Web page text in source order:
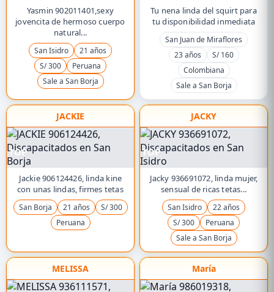
Yasmin 902011401,sexy
jovencita de hermoso cuerpo
natural...
San Isidro
21 años
S/ 300
Peruana
Sale a San Borja
Tu nena linda del squirt para
tu disponibilidad inmediata
San Juan de Miraflores
23 años
S/ 160
Colombiana
Sale a San Borja
JACKIE
TOP
Jackie 906124426, linda kine
con unas lindas, firmes tetas
San Borja 21 años
S/ 300
Peruana
JACKY
TOP
Jacky 936691072, linda mujer,
sensual de ricas tetas...
San Isidro
22 años
S/ 300
Peruana
Sale a San Borja
MELISSA María